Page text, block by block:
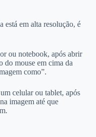
está em alta resolução, é
ou notebook, após abrir
do mouse em cima da
como”.
celular ou tablet, após
imagem até que